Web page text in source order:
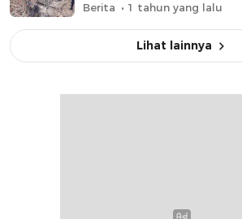
Berita 1 tahun yang lalu
Lihat lainnya